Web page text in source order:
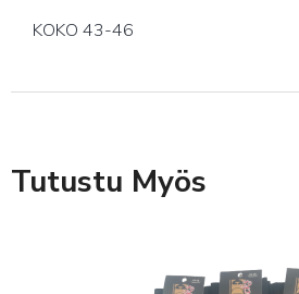
KOKO 43-46
Tutustu Myös